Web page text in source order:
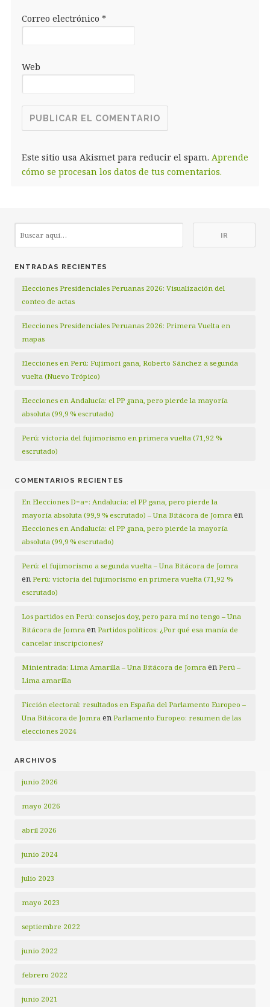
Correo electrónico *
Web
Este sitio usa Akismet para reducir el spam. Aprende
cómo se procesan los datos de tus comentarios.
ENTRADAS RECIENTES
Elecciones Presidenciales Peruanas 2026: Visualización del
conteo de actas
Elecciones Presidenciales Peruanas 2026: Primera Vuelta en
mapas
Elecciones en Perú: Fujimori gana, Roberto Sánchez a segunda
vuelta (Nuevo Trópico)
Elecciones en Andalucía: el PP gana, pero pierde la mayoría
absoluta (99,9 % escrutado)
Perú: victoria del fujimorismo en primera vuelta (71,92 %
escrutado)
COMENTARIOS RECIENTES
En Elecciones D=a=: Andalucía: el PP gana, pero pierde la
mayoría absoluta (99,9 % escrutado) – Una Bitácora de Jomra en
Elecciones en Andalucía: el PP gana, pero pierde la mayoría
absoluta (99,9 % escrutado)
Perú: el fujimorismo a segunda vuelta – Una Bitácora de Jomra
en Perú: victoria del fujimorismo en primera vuelta (71,92 %
escrutado)
Los partidos en Perú: consejos doy, pero para mí no tengo – Una
Bitácora de Jomra en Partidos políticos: ¿Por qué esa manía de
cancelar inscripciones?
Minientrada: Lima Amarilla – Una Bitácora de Jomra en Perú –
Lima amarilla
Ficción electoral: resultados en España del Parlamento Europeo –
Una Bitácora de Jomra en Parlamento Europeo: resumen de las
elecciones 2024
ARCHIVOS
junio 2026
mayo 2026
abril 2026
junio 2024
julio 2023
mayo 2023
septiembre 2022
junio 2022
febrero 2022
junio 2021